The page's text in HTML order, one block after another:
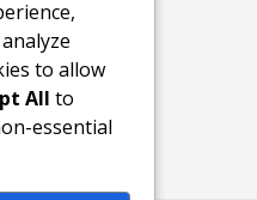
to allow
All to
essential